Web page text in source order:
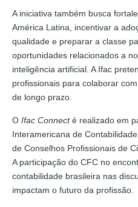
A iniciativa também busca
América Latina, incentivar a
qualidade e preparar a classe
oportunidades relacionados a
inteligência artificial. A Ifac
profissionais para colaborar
de longo prazo.
O Ifac Connecté realizado em
Interamericana de
de Conselhos Profissionais de
A participação do CFC no
contabilidade brasileira nas
impactam o futuro da profissão.